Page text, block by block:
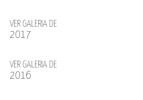
VER GALERIA DE
2017
VER GALERIA DE
2016